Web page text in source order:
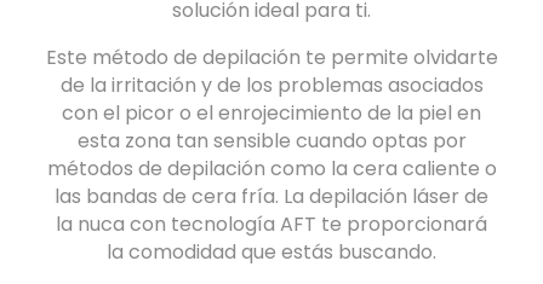
solución ideal para ti.
Este método de depilación te permite olvidarte
de la irritación y de los problemas asociados
con el picor o el enrojecimiento de la piel en
esta zona tan sensible cuando optas por
métodos de depilación como la cera caliente o
las bandas de cera fría. La depilación láser de
la nuca con tecnología AFT te proporcionará
la comodidad que estás buscando.